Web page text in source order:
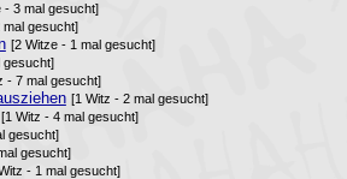
- 3 mal gesucht]
mal gesucht]
[2 Witze - 1 mal gesucht]
gesucht]
- 7 mal gesucht]
[1 Witz - 2 mal gesucht]
[1 Witz - 4 mal gesucht]
gesucht]
gesucht]
- 1 mal gesucht]